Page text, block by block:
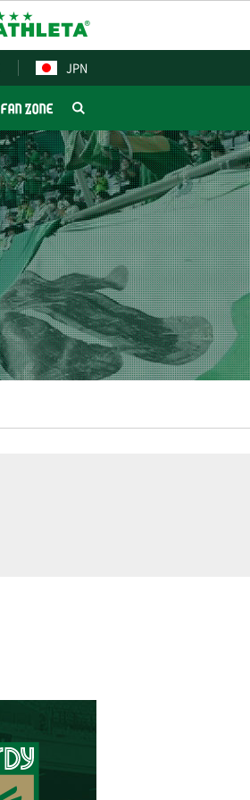
JPN
FAN ZONE